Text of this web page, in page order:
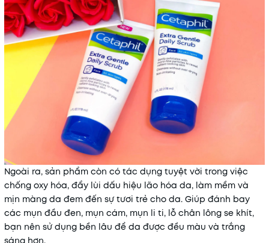
Ngoài ra, sản phẩm còn có tác dụng tuyệt vời trong việc
chống oxy hóa, đẩy lùi dấu hiệu lão hóa da, làm mềm và
mịn màng da đem đến sự tươi trẻ cho da. Giúp đánh bay
các mụn đầu đen, mụn cám, mụn li ti, lỗ chân lông se khít,
bạn nên sử dụng bền lâu để da được đều màu và trắng
sáng hơn.